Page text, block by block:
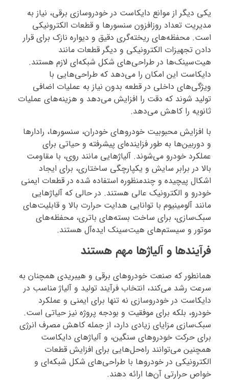
یکی دیگر از موانع دایکاست در خودروسازی برقی، نیاز به
مدیریت تعداد روزافزون سنسورها و قطعات الکترونیکی
است. محفظه‌های ریخته‌گری دقیق و دیواره نازک برای قرار
دادن تجهیزات الکترونیکی و دیگر قطعات مانند
هیت‌سینک‌ها در طراحی‌های شکل شبکه‌ای لازم هستند.
دایکاست این امکان را می‌دهد که طراحی‌هایی با
ویژگی‌های داخلی در قطعه بدون نیاز به عملیات اضافی
تولید شوند که دقت را افزایش می‌دهد و هزینه‌های عملیات
ثانویه را کاهش می‌دهد.
با افزایش محبوبیت خودروهای خودران، سنسورها، رادارها
و دوربین‌ها به طور فزاینده‌ای پیشرفته و حیاتی برای
عملکرد خودرو می‌شوند. آلیاژهایی مانند روی، با مقاومت
بالا در برابر سایش و یکپارچگی ساختاری، برای ایجاد
اشکال پیچیده و چندمنظوره استفاده شده در قطعات ایمنی
خودرو و الکترونیک عالی هستند. در حالی که آلیاژهایی
مانند آلومینیوم با توانایی هدایت حرارت بالا و قابلیت‌های
سبک‌سازی، برای ساخت بسته‌های باتری، محفظه‌های
موتور و سیستم‌های هیت‌سینک ایده‌آل هستند.
فرآیندها و آلیاژها مهم هستند
همانطور که صنعت خودروهای برقی و هیبریدی همچنان به
سرعت رشد می‌کند، انتخاب فرآیند تولید و آلیاژ مناسب در
دایکاست در خودروسازی نه تنها برای ایمنی و عملکرد
خودرو، بلکه برای موفقیت و بودجه پروژه نیز حیاتی است.
سبک‌سازی مزایای زیادی دارد، از جمله کاهش مصرف انرژی
برای حرکت خودروهای سنگین، و آلیاژهای دایکاست
همچنین می‌توانند راه‌حل‌هایی برای افزایش قطعات
الکترونیکی در خودروها با طراحی‌های شکل شبکه‌ای و
خواص حرارتی آن‌ها ارائه دهند.